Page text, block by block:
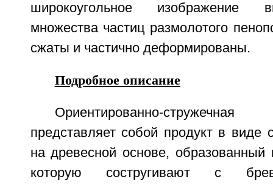
широкоугольное изображение
множества частиц размолотого
сжаты и частично деформированы.
Подробное описание
Ориентированно-
представляет собой продукт в виде
на древесной основе,
которую состругивают с